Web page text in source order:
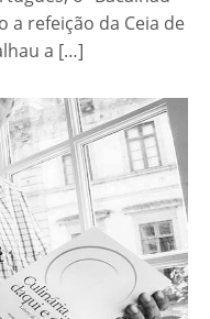
a refeição da Ceia de
a […]